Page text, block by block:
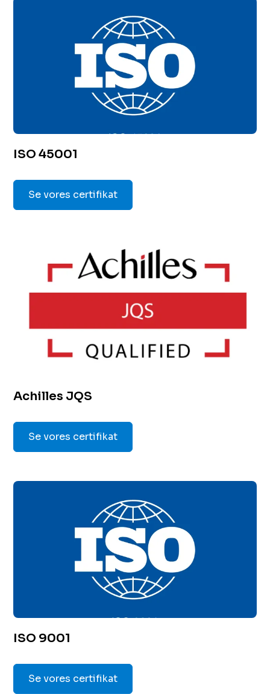
ISO 45001
Se vores certifikat
Achilles JQS
Se vores certifikat
ISO 9001
Se vores certifikat